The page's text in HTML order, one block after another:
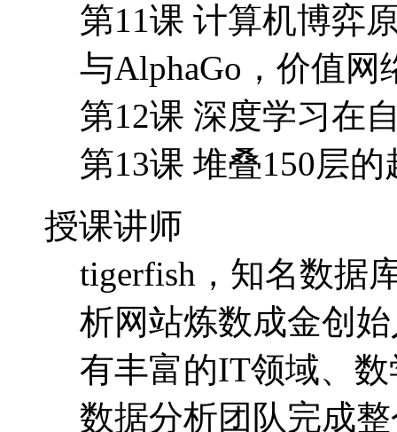
授课讲师
tigerfish，知名数据
析网站炼数成金创
有丰富的IT领域、
数据分析团队完成
课程环境
windows，linux，
授课对象